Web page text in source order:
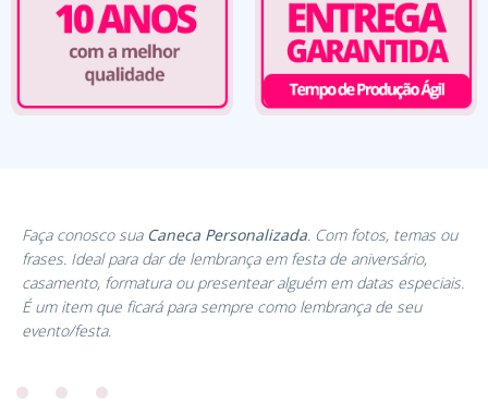
Faça conosco sua Caneca Personalizada. Com fotos, temas ou
frases. Ideal para dar de lembrança em festa de aniversário,
casamento, formatura ou presentear alguém em datas especiais.
É um item que ficará para sempre como lembrança de seu
evento/festa.